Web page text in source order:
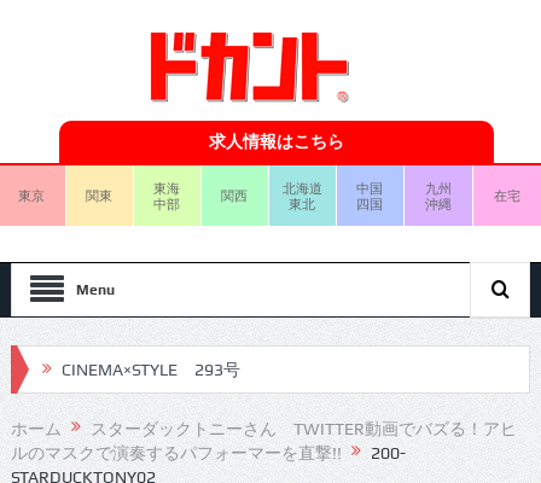
求人情報はこちら
東京 関東
東海
中部
関西
北海道
東北
中国
四国
九州
沖縄
在宅
Menu
CINEMA×STYLE 293号
CINEMA×STYLE 292号
CINEMA×STYLE 291号
ホーム
スターダックトニーさん TWITTER動画でバズる！アヒ
ルのマスクで演奏するパフォーマーを直撃!!
200-
STARDUCKTONY02